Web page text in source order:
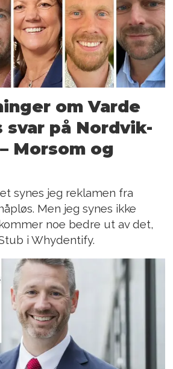
om Varde
svar på Nordvik-
Morsom og
synes jeg reklamen fra
Men jeg synes ikke
noe bedre ut av det,
i Whydentify.